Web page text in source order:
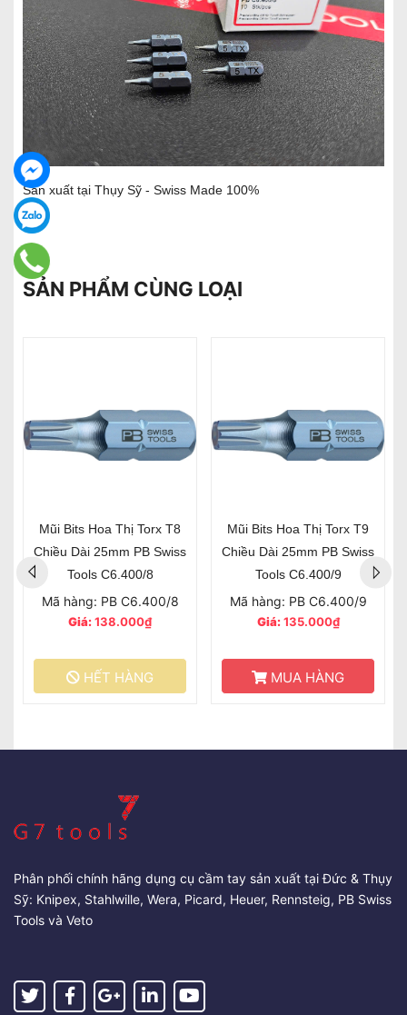
Sản xuất tại Thụy Sỹ - Swiss Made 100%
SẢN PHẨM CÙNG LOẠI
Mũi Bits Hoa Thị Torx T8
Chiều Dài 25mm PB Swiss
Tools C6.400/8
Mã hàng: PB C6.400/8
Giá:138.000₫
HẾT HÀNG
Mũi Bits Hoa Thị Torx T9
Chiều Dài 25mm PB Swiss
Tools C6.400/9
Mã hàng: PB C6.400/9
Giá:135.000₫
MUA HÀNG
Phân phối chính hãng dụng cụ cầm tay sản xuất tại Đức & Thụy
Sỹ: Knipex, Stahlwille, Wera, Picard, Heuer, Rennsteig, PB Swiss
Tools và Veto